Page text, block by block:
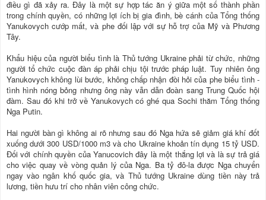
điều gì đã xảy ra. Đây là một sự hợp tác ăn ý giữa một số thành phần
trong chính quyền, có những lợi ích bị gia đình, bè cánh của Tổng thống
Yanukovych cướp mất, và phe đối lập với sự hỗ trợ của Mỹ và Phương
Tây.
Khẩu hiệu của người biểu tình là Thủ tướng Ukraine phải từ chức, những
người tổ chức cuộc đàn áp phải chịu tội trước pháp luật. Tuy nhiên ông
Yanukovych không lùi bước, không chấp nhận đòi hỏi của phe biểu tình -
tình hình nóng bỏng nhưng ông này vẫn dẫn đoàn sang Trung Quốc hội
đàm. Sau đó khi trở về Yanukovych có ghé qua Sochi thăm Tổng thống
Nga Putin.
Hai người bàn gì không ai rõ nhưng sau đó Nga hứa sẽ giảm giá khí đốt
xuống dưới 300 USD/1000 m3 và cho Ukraine khoản tín dụng 15 tỷ USD.
Đối với chính quyền của Yanucovich đây là một thắng lợi và là sự trả giá
cho việc quay về vòng quản lý của Nga. Ba tỷ đô-la được Nga chuyển
ngay vào ngân khố quốc gia, và Thủ tướng Ukraine dùng tiền này trả
lương, tiền hưu trí cho nhân viên công chức.